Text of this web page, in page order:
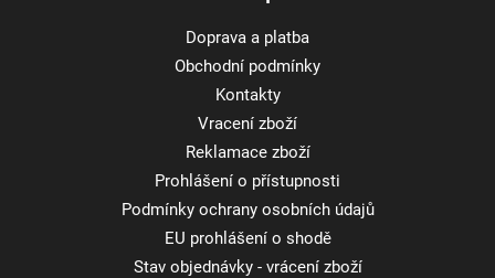
Doprava a platba
Obchodní podmínky
Kontakty
Vracení zboží
Reklamace zboží
Prohlášení o přístupnosti
Podmínky ochrany osobních údajů
EU prohlášení o shodě
Stav objednávky - vrácení zboží